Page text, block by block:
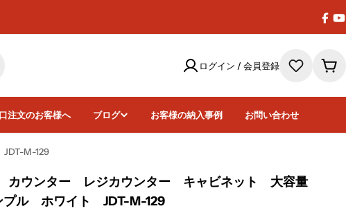
ログイン / 会員登録
カ
ト
注文のお客様へ ブログ お客様の納入事例 お問い合わせ
M-129
カウンター レジカウンター キャビネット 大容量
ル ホワイト JDT-M-129